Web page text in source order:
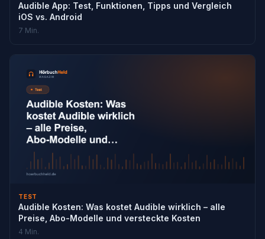
Audible App: Test, Funktionen, Tipps und Vergleich
iOS vs. Android
7 Min.
TEST
Audible Kosten: Was kostet Audible wirklich – alle
Preise, Abo-Modelle und versteckte Kosten
4 Min.